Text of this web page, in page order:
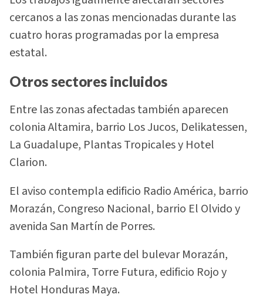
cercanos a las zonas mencionadas durante las
cuatro horas programadas por la empresa
estatal.
Otros sectores incluidos
Entre las zonas afectadas también aparecen
colonia Altamira, barrio Los Jucos, Delikatessen,
La Guadalupe, Plantas Tropicales y Hotel
Clarion.
El aviso contempla edificio Radio América, barrio
Morazán, Congreso Nacional, barrio El Olvido y
avenida San Martín de Porres.
También figuran parte del bulevar Morazán,
colonia Palmira, Torre Futura, edificio Rojo y
Hotel Honduras Maya.